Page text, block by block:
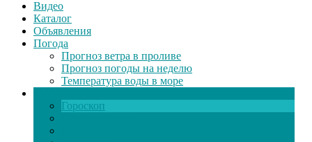
Видео
Каталог
Объявления
Погода
Прогноз ветра в проливе
Прогноз погоды на неделю
Температура воды в море
Гороскоп